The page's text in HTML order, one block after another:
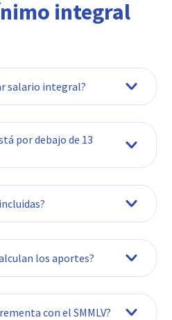
integral
salario integral?
por debajo de 13
los aportes?
con el SMMLV?